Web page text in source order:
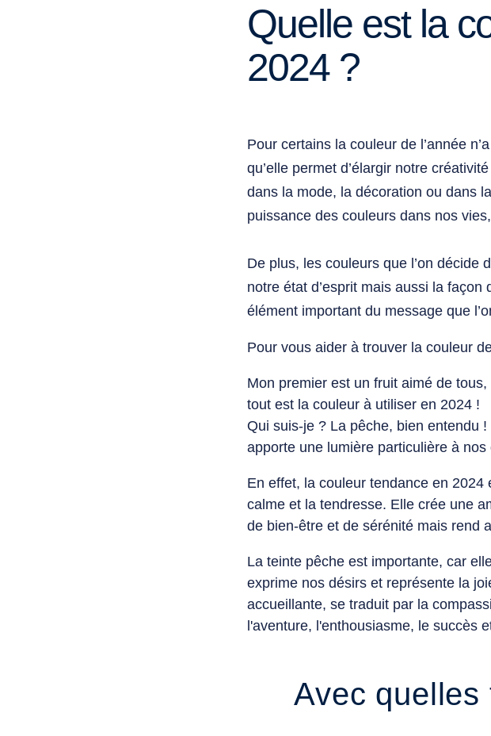
Quelle est la
2024 ?
Pour certains la couleur de l’année
qu’elle permet d’élargir notre
dans la mode, la décoration ou dans
puissance des couleurs dans nos
De plus, les couleurs que l’on décide
notre état d’esprit mais aussi la
élément important du message que
Pour vous aider à trouver la couleur
Mon premier est un fruit aimé de
tout est la couleur à utiliser en 2024 !
Qui suis-je ? La pêche, bien entendu
apporte une lumière particulière à
En effet, la couleur tendance en 2024
calme et la tendresse. Elle crée une
de bien-être et de sérénité mais rend
La teinte pêche est importante, car
exprime nos désirs et représente la
accueillante, se traduit par la
l'aventure, l'enthousiasme, le succès
Avec quelles